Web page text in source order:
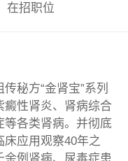
在招职位
秘方“金肾宝”系列
癜性肾炎、肾病综合
各类肾病。并彻底
应用观察40年之